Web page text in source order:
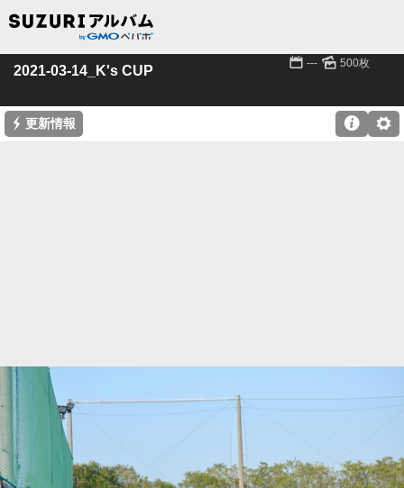
2021-03-14_K's CUP 📅 --- 🌄 500枚
⚡ 更新情報 ⚙
